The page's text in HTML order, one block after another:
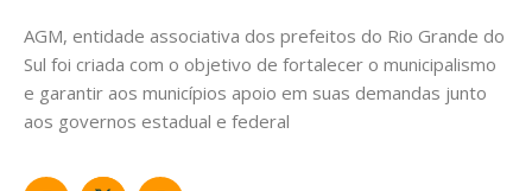
AGM, entidade associativa dos prefeitos do Rio Grande do
Sul foi criada com o objetivo de fortalecer o municipalismo
e garantir aos municípios apoio em suas demandas junto
aos governos estadual e federal